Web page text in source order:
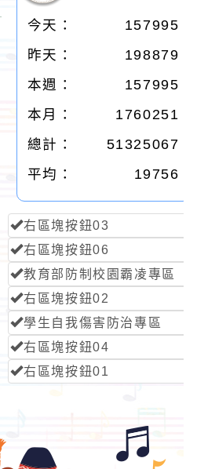
今天：
157995
昨天：
198879
本週：
157995
本月：
1760251
總計：
51325067
平均：
19756
右區塊按鈕03
右區塊按鈕06
教育部防制校園霸凌專區
右區塊按鈕02
學生自我傷害防治專區
右區塊按鈕04
右區塊按鈕01